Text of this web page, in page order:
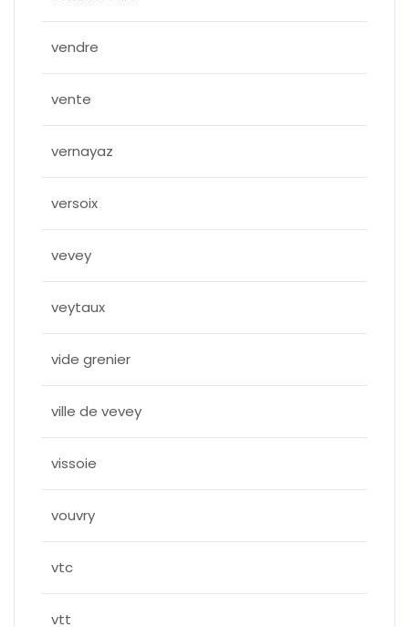
vendre
vente
vernayaz
versoix
vevey
veytaux
vide grenier
ville de vevey
vissoie
vouvry
vtc
vtt